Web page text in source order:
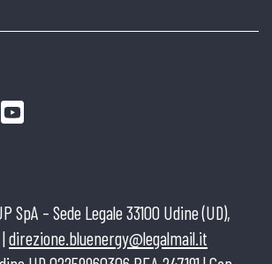
SpA – Sede Legale 33100 Udine (UD),
direzione.bluenergy@legalmail.it